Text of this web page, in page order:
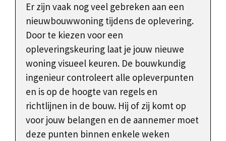
Er zijn vaak nog veel gebreken aan een
nieuwbouwwoning tijdens de oplevering.
Door te kiezen voor een
opleveringskeuring laat je jouw nieuwe
woning visueel keuren. De bouwkundig
ingenieur controleert alle opleverpunten
en is op de hoogte van regels en
richtlijnen in de bouw. Hij of zij komt op
voor jouw belangen en de aannemer moet
deze punten binnen enkele weken